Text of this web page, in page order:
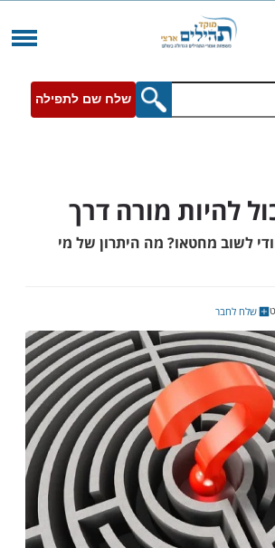
שלח שם לתפילה
מורה דרך
מחטאו? מה היתרון של מי